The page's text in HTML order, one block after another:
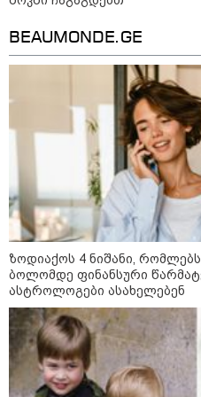
21:03 / 05-08-2026
რამ გამოიწვია
გათიშვა - რას
BEAUMONDE.GE
ზოდიაქოს 4 ნიშანი,
ბოლომდე ფინანსური
ასტროლოგები ასახელებენ